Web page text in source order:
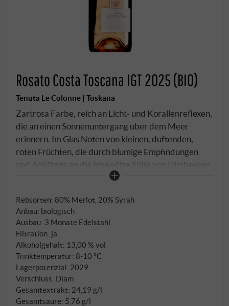
Rosato Costa Toscana IGT 2025 (BIO)
Tenuta Le Colonne | Toskana
Zartrosa Farbe, reich an Licht- und Korallenreflexen,
die an einen Sonnenuntergang über dem Meer
erinnern. Im Glas Noten von kleinen, duftenden,
roten Früchten, die durch blumige Empfindungen
und Anklänge an die lebendige Süße von Himbeeren
bereichert werden. Am Gaumen angenehme Frische,
wunderschönen maritimen Ausstrahlung.
SUPERIORE.DE
Rebsorten: 80% Merlot, 20% Syrah
Anbau: biologisch
Ausbau: 3 Monate Edelstahl
Filtration: ja
Alkoholgehalt: 13,00 % vol
Trinktemperatur: 8‑10 °C
Lagerpotenzial: 2029
Verschluss: Diam
Gesamtextrakt: 24,19 g/l
Gesamtsäure: 5,76 g/l